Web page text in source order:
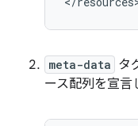
meta-data タ
ース配列を宣言